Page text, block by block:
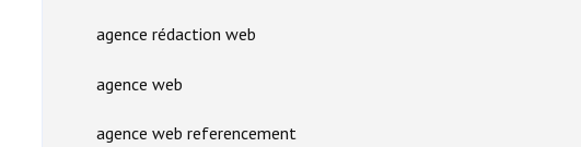
agence rédaction web
agence web
agence web referencement